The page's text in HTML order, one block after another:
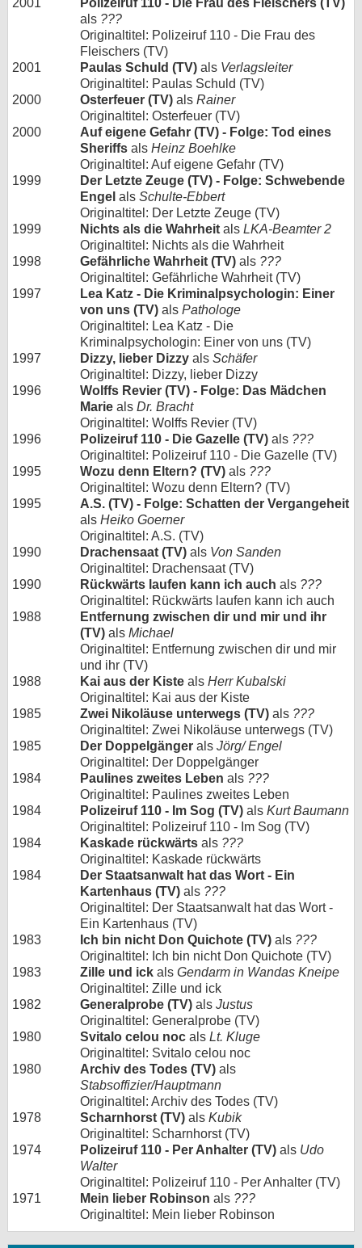
als ???
Originaltitel: Polizeiruf 110 - Die Frau des
Fleischers (TV)
2001
Paulas Schuld (TV) als Verlagsleiter
Originaltitel: Paulas Schuld (TV)
2000
Osterfeuer (TV) als Rainer
Originaltitel: Osterfeuer (TV)
2000
Auf eigene Gefahr (TV) - Folge: Tod eines
Sheriffs als Heinz Boehlke
Originaltitel: Auf eigene Gefahr (TV)
1999
Der Letzte Zeuge (TV) - Folge: Schwebende
Engel als Schulte-Ebbert
Originaltitel: Der Letzte Zeuge (TV)
1999
Nichts als die Wahrheit als LKA-Beamter 2
Originaltitel: Nichts als die Wahrheit
1998
Gefährliche Wahrheit (TV) als ???
Originaltitel: Gefährliche Wahrheit (TV)
1997
Lea Katz - Die Kriminalpsychologin: Einer
von uns (TV) als Pathologe
Originaltitel: Lea Katz - Die
Kriminalpsychologin: Einer von uns (TV)
1997
Dizzy, lieber Dizzy als Schäfer
Originaltitel: Dizzy, lieber Dizzy
1996
Wolffs Revier (TV) - Folge: Das Mädchen
Marie als Dr. Bracht
Originaltitel: Wolffs Revier (TV)
1996
Polizeiruf 110 - Die Gazelle (TV) als ???
Originaltitel: Polizeiruf 110 - Die Gazelle (TV)
1995
Wozu denn Eltern? (TV) als ???
Originaltitel: Wozu denn Eltern? (TV)
1995
A.S. (TV) - Folge: Schatten der Vergangeheit
als Heiko Goerner
Originaltitel: A.S. (TV)
1990
Drachensaat (TV) als Von Sanden
Originaltitel: Drachensaat (TV)
1990
Rückwärts laufen kann ich auch als ???
Originaltitel: Rückwärts laufen kann ich auch
1988
Entfernung zwischen dir und mir und ihr
(TV) als Michael
Originaltitel: Entfernung zwischen dir und mir
und ihr (TV)
1988
Kai aus der Kiste als Herr Kubalski
Originaltitel: Kai aus der Kiste
1985
Zwei Nikoläuse unterwegs (TV) als ???
Originaltitel: Zwei Nikoläuse unterwegs (TV)
1985
Der Doppelgänger als Jörg/ Engel
Originaltitel: Der Doppelgänger
1984
Paulines zweites Leben als ???
Originaltitel: Paulines zweites Leben
1984
Polizeiruf 110 - Im Sog (TV) als Kurt Baumann
Originaltitel: Polizeiruf 110 - Im Sog (TV)
1984
Kaskade rückwärts als ???
Originaltitel: Kaskade rückwärts
1984
Der Staatsanwalt hat das Wort - Ein
Kartenhaus (TV) als ???
Originaltitel: Der Staatsanwalt hat das Wort -
Ein Kartenhaus (TV)
1983
Ich bin nicht Don Quichote (TV) als ???
Originaltitel: Ich bin nicht Don Quichote (TV)
1983
Zille und ick als Gendarm in Wandas Kneipe
Originaltitel: Zille und ick
1982
Generalprobe (TV) als Justus
Originaltitel: Generalprobe (TV)
1980
Svitalo celou noc als Lt. Kluge
Originaltitel: Svitalo celou noc
1980
Archiv des Todes (TV) als
Stabsoffizier/Hauptmann
Originaltitel: Archiv des Todes (TV)
1978
Scharnhorst (TV) als Kubik
Originaltitel: Scharnhorst (TV)
1974
Polizeiruf 110 - Per Anhalter (TV) als Udo
Walter
Originaltitel: Polizeiruf 110 - Per Anhalter (TV)
1971
Mein lieber Robinson als ???
Originaltitel: Mein lieber Robinson